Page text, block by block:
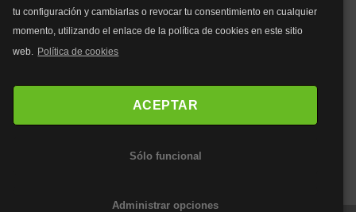
tu configuración y cambiarlas o revocar tu consentimiento en cualquier
momento, utilizando el enlace de la política de cookies en este sitio
web. Política de cookies
ACEPTAR
Sólo funcional
Administrar opciones